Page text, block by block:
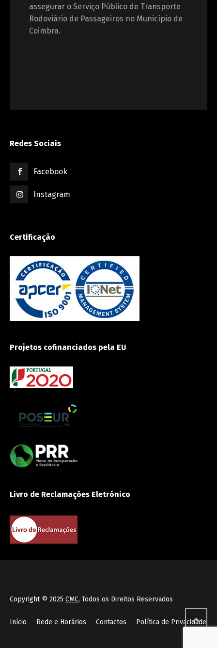
assegurar o Serviço Público de Transporte
Rodoviário de Passageiros no Município de
Coimbra.
Redes Sociais
Facebook
Instagram
Certificação
Projetos cofinanciados pela EU
Livro de Reclamações Eletrónico
Copyright © 2025 CMC, Todos os Direitos Reservados
Início Rede e Horários Contactos Política de Privacidade